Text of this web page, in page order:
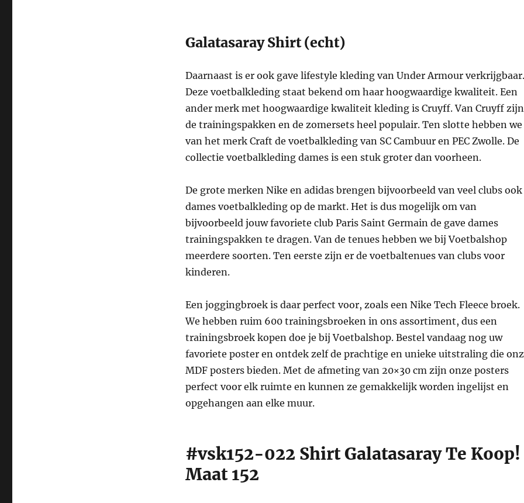
Galatasaray Shirt (echt)
Daarnaast is er ook gave lifestyle kleding van Under Armour verkrijgbaar.
Deze voetbalkleding staat bekend om haar hoogwaardige kwaliteit. Een
ander merk met hoogwaardige kwaliteit kleding is Cruyff. Van Cruyff zijn
de trainingspakken en de zomersets heel populair. Ten slotte hebben we
van het merk Craft de voetbalkleding van SC Cambuur en PEC Zwolle. De
collectie voetbalkleding dames is een stuk groter dan voorheen.
De grote merken Nike en adidas brengen bijvoorbeeld van veel clubs ook
dames voetbalkleding op de markt. Het is dus mogelijk om van
bijvoorbeeld jouw favoriete club Paris Saint Germain de gave dames
trainingspakken te dragen. Van de tenues hebben we bij Voetbalshop
meerdere soorten. Ten eerste zijn er de voetbaltenues van clubs voor
kinderen.
Een joggingbroek is daar perfect voor, zoals een Nike Tech Fleece broek.
We hebben ruim 600 trainingsbroeken in ons assortiment, dus een
trainingsbroek kopen doe je bij Voetbalshop. Bestel vandaag nog uw
favoriete poster en ontdek zelf de prachtige en unieke uitstraling die
MDF posters bieden. Met de afmeting van 20×30 cm zijn onze posters
perfect voor elk ruimte en kunnen ze gemakkelijk worden ingelijst en
opgehangen aan elke muur.
#vsk152-022 Shirt Galatasaray Te Koop!
Maat 152